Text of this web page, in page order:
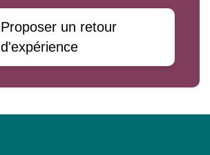
Proposer un retour
d'expérience